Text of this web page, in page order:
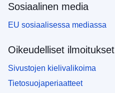
Sosiaalinen media
EU sosiaalisessa mediassa
Oikeudelliset ilmoitukset
Sivustojen kielivalikoima
Tietosuojaperiaatteet